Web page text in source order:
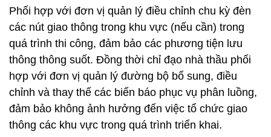
Phối hợp với đơn vị quản lý điều chỉnh chu kỳ đèn
các nút giao thông trong khu vực (nếu cần) trong
quá trình thi công, đảm bảo các phương tiện lưu
thông thông suốt. Đồng thời chỉ đạo nhà thầu phối
hợp với đơn vị quản lý đường bộ bổ sung, điều
chỉnh và thay thế các biển báo phục vụ phân luồng,
đảm bảo không ảnh hưởng đến việc tổ chức giao
thông các khu vực trong quá trình triển khai.